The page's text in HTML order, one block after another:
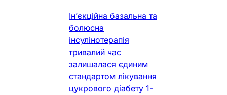
Ін’єкційна базальна та
болюсна
інсулінотерапія
тривалий час
залишалася єдиним
стандартом лікування
цукрового діабету 1-